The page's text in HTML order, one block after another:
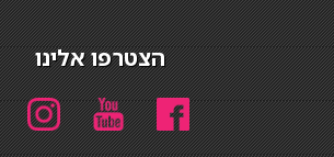
הצטרפו אלינו